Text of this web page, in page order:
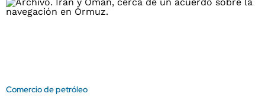
Comercio de petróleo